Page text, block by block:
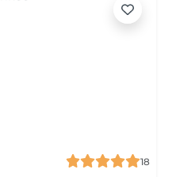
18